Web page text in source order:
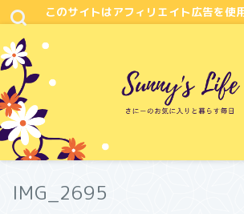
このサイトはアフィリエイト広告を使
IMG_2695